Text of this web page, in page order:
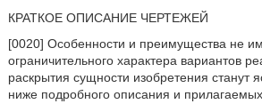
КРАТКОЕ ОПИСАНИЕ ЧЕРТЕЖЕЙ
[0020] Особенности и преимущества не
ограничительного характера вариантов
раскрытия сущности изобретения станут
ниже подробного описания и